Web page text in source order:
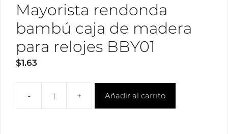
Mayorista rendonda
bambú caja de madera
para relojes BBY01
$1.63
Mayorista
Añadir al carrito